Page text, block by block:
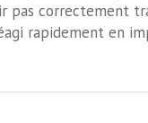
pas correctement
rapidement en